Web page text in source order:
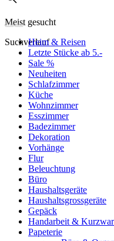
Meist gesucht
SuchverlaufHeim & Reisen
Letzte Stücke ab 5.-
Sale %
Neuheiten
Schlafzimmer
Küche
Wohnzimmer
Esszimmer
Badezimmer
Dekoration
Vorhänge
Flur
Beleuchtung
Büro
Haushaltsgeräte
Haushaltsgrossgeräte
Gepäck
Handarbeit &
Papeterie